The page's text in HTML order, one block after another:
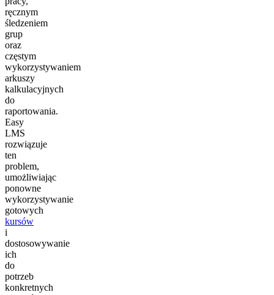
ręcznym
śledzeniem
grup
oraz
częstym
wykorzystywaniem
arkuszy
kalkulacyjnych
do
raportowania.
Easy
LMS
rozwiązuje
ten
problem,
umożliwiając
ponowne
wykorzystywanie
gotowych
kursów
i
dostosowywanie
ich
do
potrzeb
konkretnych